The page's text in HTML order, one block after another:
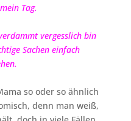
Tag.
vergesslich bin
Sachen einfach
so oder so ähnlich
denn man weiß,